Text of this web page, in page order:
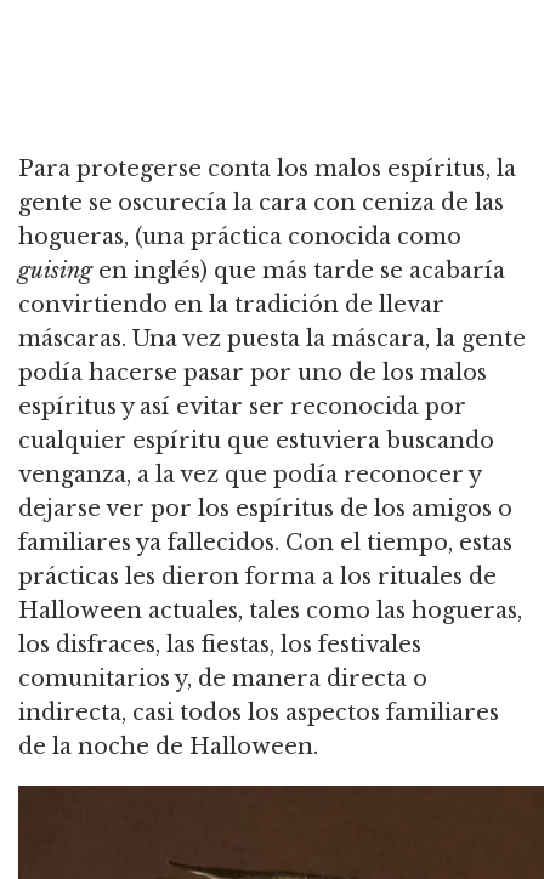
Para protegerse conta los malos espíritus, la
gente se oscurecía la cara con ceniza de las
hogueras, (una práctica conocida como
guisingen inglés) que más tarde se acabaría
convirtiendo en la tradición de llevar
máscaras. Una vez puesta la máscara, la gente
podía hacerse pasar por uno de los malos
espíritus y así evitar ser reconocida por
cualquier espíritu que estuviera buscando
venganza, a la vez que podía reconocer y
dejarse ver por los espíritus de los amigos o
familiares ya fallecidos. Con el tiempo, estas
prácticas les dieron forma a los rituales de
Halloween actuales, tales como las hogueras,
los disfraces, las fiestas, los festivales
comunitarios y, de manera directa o
indirecta, casi todos los aspectos familiares
de la noche de Halloween.